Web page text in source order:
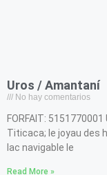
Uros / Amantaní
No hay comentarios
FORFAIT:
Titicaca; le joyau des
lac navigable le
Read More »